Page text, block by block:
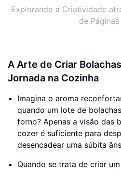
Explorando a Criatividade
de Páginas
A Arte de Criar
Jornada na Cozinha
Imagina o aroma
quando um lote de
forno? Apenas a visão das
cozer é suficiente para
desencadear uma súbita
Quando se trata de criar